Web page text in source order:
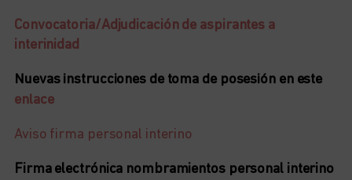
Convocatoria/Adjudicaciónde aspirantes a
interinidad
Nuevas instrucciones de toma de posesión en este
enlace
Aviso firma personal interino
Firma electrónica nombramientos personal interino